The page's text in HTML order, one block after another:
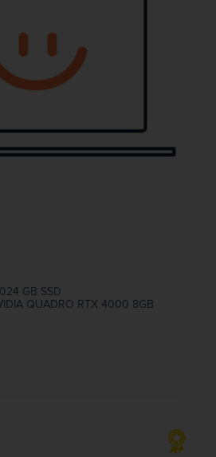
GB SSD
QUADRO RTX 4000 8GB